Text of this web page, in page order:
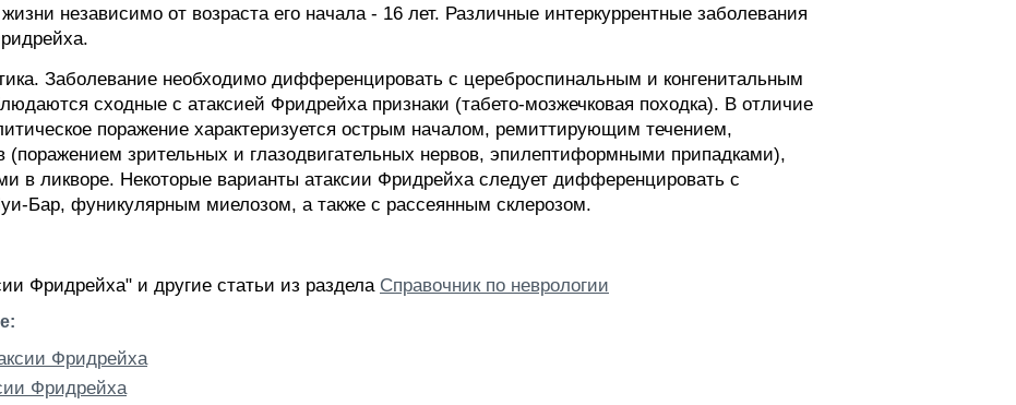
независимо от возраста его начала - 16 лет. Различные интеркуррентные заболевания
Заболевание необходимо дифференцировать с цереброспинальным и конгенитальным
сходные с атаксией Фридрейха признаки (табето-мозжечковая походка). В отличие
поражение характеризуется острым началом, ремиттирующим течением,
(поражением зрительных и глазодвигательных нервов, эпилептиформными припадками),
в ликворе. Некоторые варианты атаксии Фридрейха следует дифференцировать с
Бар, фуникулярным миелозом, а также с рассеянным склерозом.
Фридрейха" и другие статьи из раздела Справочник по неврологии
Фридрейха
Фридрейха